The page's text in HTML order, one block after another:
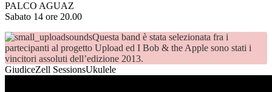
PALCO AGUAZ
Sabato 14 ore 20.00
Questa band è stata selezionata fra i
partecipanti al progetto Upload ed I Bob & the Apple sono stati i
vincitori assoluti dell’edizione 2013.
GiudiceZell SessionsUkulele